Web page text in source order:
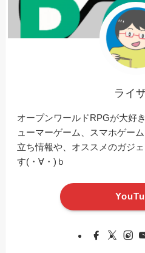
ライ
オープンワールドRPGが大好
ューマーゲーム、スマホゲー
立ち情報や、オススメのガジ
す(・∀・)ｂ